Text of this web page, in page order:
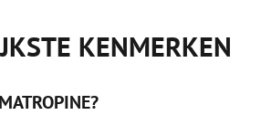
KENMERKEN